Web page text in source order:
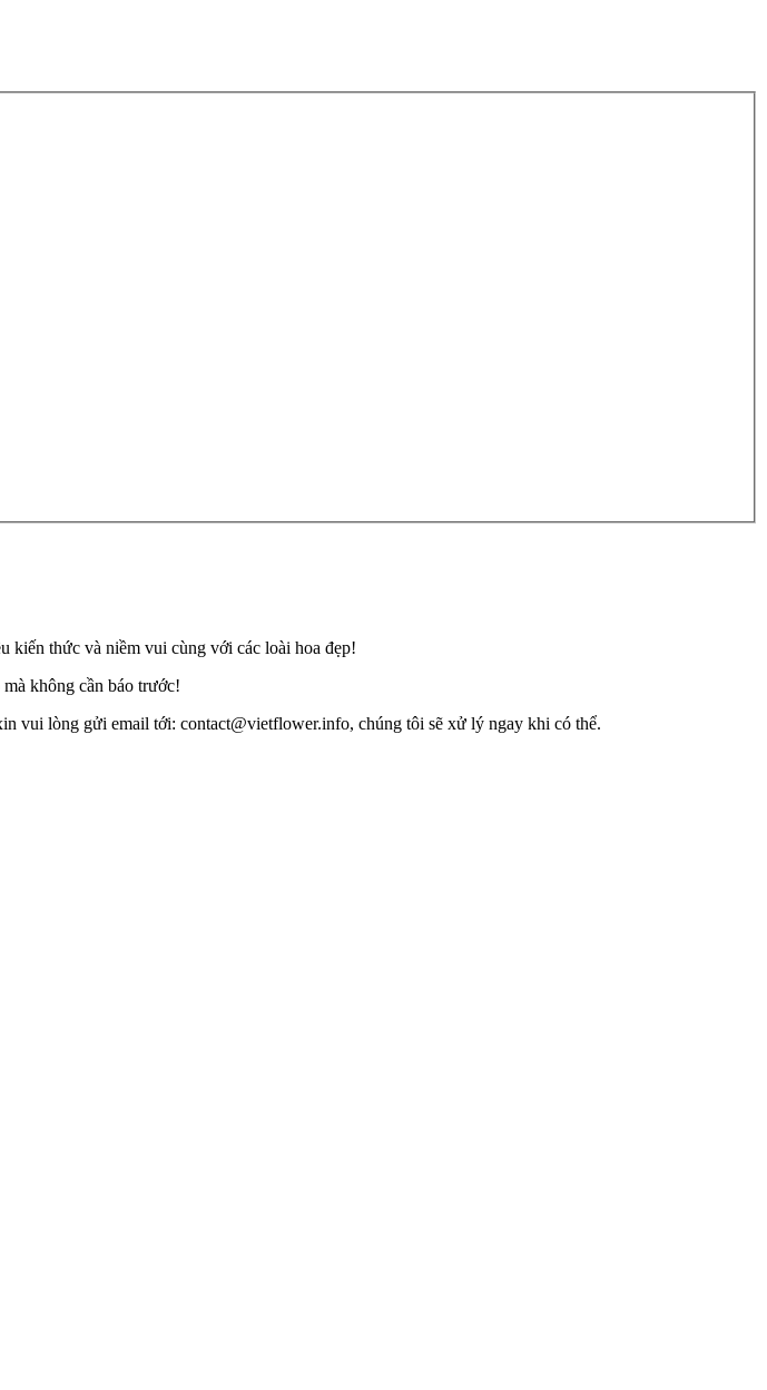
kiến thức và niềm vui cùng với các loài hoa đẹp!
không cần báo trước!
vui lòng gửi email tới: contact@vietflower.info, chúng tôi sẽ xử lý ngay khi có thể.